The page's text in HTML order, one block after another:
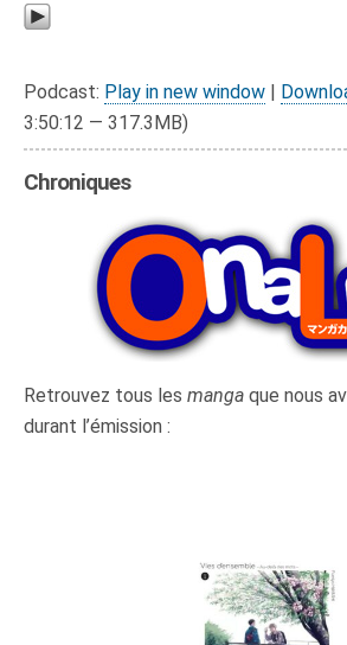
Podcast: Play in new window
3:50:12 — 317.3MB)
Chroniques
Retrouvez tous les manga que nous
durant l’émission :